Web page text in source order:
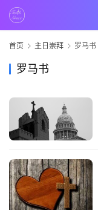
页
主
首页 主日崇拜 罗马书
罗马书